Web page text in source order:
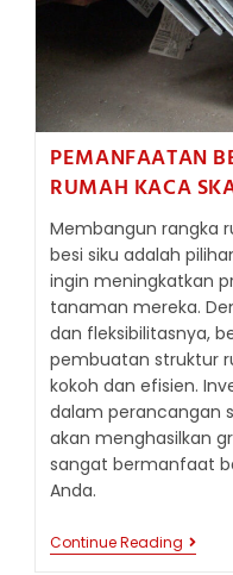
PEMANFAATAN
RUMAH KACA
Membangun rangka
besi siku adalah
ingin meningkatkan
tanaman mereka.
dan fleksibilitasnya,
pembuatan struktur
kokoh dan efisien.
dalam perancangan
akan menghasilkan
sangat bermanfaat
Anda.
Continue Reading
BESI